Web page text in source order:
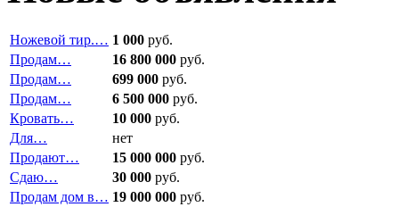
Ножевой тир.… 1 000 руб.
Продам…
16 800 000 руб.
Продам…
699 000 руб.
Продам…
6 500 000 руб.
Кровать…
10 000 руб.
Для…
нет
Продают…
15 000 000 руб.
Сдаю…
30 000 руб.
Продам дом в… 19 000 000 руб.